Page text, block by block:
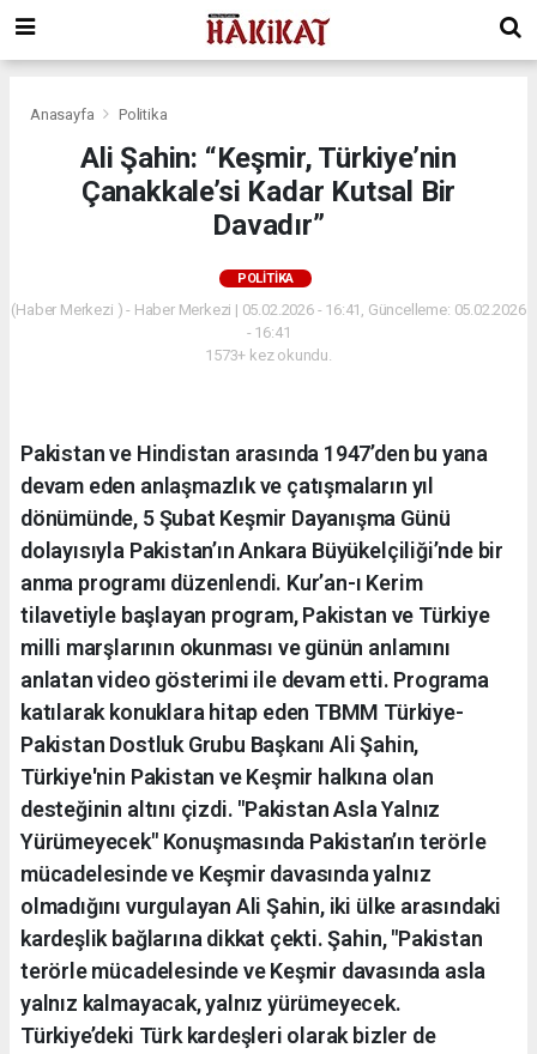
Anasayfa Politika
Ali Şahin: “Keşmir, Türkiye’nin
Çanakkale’si Kadar Kutsal Bir
Davadır”
POLITIKA
(Haber Merkezi ) - Haber Merkezi | 05.02.2026 - 16:41, Güncelleme: 05.02.2026
- 16:41
1573+ kez okundu.
Pakistan ve Hindistan arasında 1947’den bu yana
devam eden anlaşmazlık ve çatışmaların yıl
dönümünde, 5 Şubat Keşmir Dayanışma Günü
dolayısıyla Pakistan’ın Ankara Büyükelçiliği’nde bir
anma programı düzenlendi. Kur’an-ı Kerim
tilavetiyle başlayan program, Pakistan ve Türkiye
milli marşlarının okunması ve günün anlamını
anlatan video gösterimi ile devam etti. Programa
katılarak konuklara hitap eden TBMM Türkiye-
Pakistan Dostluk Grubu Başkanı Ali Şahin,
Türkiye'nin Pakistan ve Keşmir halkına olan
desteğinin altını çizdi. "Pakistan Asla Yalnız
Yürümeyecek" Konuşmasında Pakistan’ın terörle
mücadelesinde ve Keşmir davasında yalnız
olmadığını vurgulayan Ali Şahin, iki ülke arasındaki
kardeşlik bağlarına dikkat çekti. Şahin, "Pakistan
terörle mücadelesinde ve Keşmir davasında asla
yalnız kalmayacak, yalnız yürümeyecek.
Türkiye’deki Türk kardeşleri olarak bizler de